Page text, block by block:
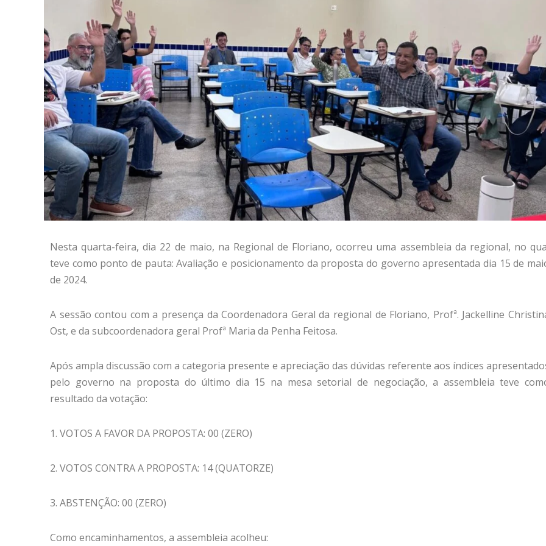
Nesta quarta-feira, dia 22 de maio, na Regional de Floriano, ocorreu uma assembleia da regional, no
teve como ponto de pauta: Avaliação e posicionamento da proposta do governo apresentada dia 15 de
de 2024.
A sessão contou com a presença da Coordenadora Geral da regional de Floriano, Profª. Jackelline
Ost, e da subcoordenadora geral Profª Maria da Penha Feitosa.
Após ampla discussão com a categoria presente e apreciação das dúvidas referente aos índices
pelo governo na proposta do último dia 15 na mesa setorial de negociação, a assembleia teve
resultado da votação:
1. VOTOS A FAVOR DA PROPOSTA: 00 (ZERO)
2. VOTOS CONTRA A PROPOSTA: 14 (QUATORZE)
3. ABSTENÇÃO: 00 (ZERO)
Como encaminhamentos, a assembleia acolheu: